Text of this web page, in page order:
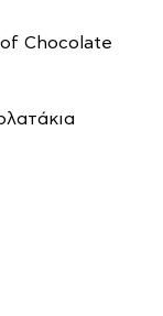
Chocolate